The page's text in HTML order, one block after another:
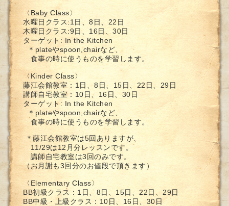
〈Baby Class〉
水曜日クラス:1日、8日、22日
木曜日クラス:9日、16日、30日
ターゲット: In the Kitchen
＊plateやspoon,chairなど、
食事の時に使うものを学習します。
〈Kinder Class〉
藤江会館教室：1日、8日、15日、22日、29日
講師自宅教室：10日、16日、30日
ターゲット: In the Kitchen
＊plateやspoon,chairなど、
食事の時に使うものを学習します。
＊藤江会館教室は5回ありますが、
11/29は12月分レッスンです。
講師自宅教室は3回のみです。
（お月謝も3回分のお値段で頂きます）
〈Elementary Class〉
BB初級クラス： 1日、8日、15日、22日、29日
BB中級・上級クラス： 10日、16日、30日